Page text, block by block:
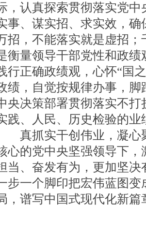
，认真探索贯彻落实党
事、谋实招、求实效，
招，不能落实就是虚招
衡量领导干部党性和政
行正确政绩观，心怀“国
绩，自觉按规律办事，
央决策部署贯彻落实不
践、人民、历史检验的业
真抓实干创伟业，凝心
心的党中央坚强领导下
当、奋发有为，更加坚
步一个脚印把宏伟蓝图
，谱写中国式现代化新篇